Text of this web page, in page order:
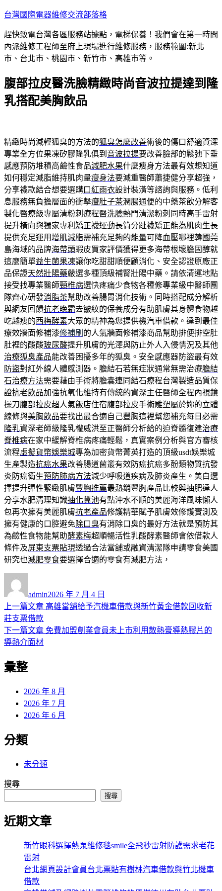
跳
主
要
內
台灣國際電器維修交流部落格
趕快致電台灣各區服務站據點，電梯保養！我們會在第一時間
內派維修工程師至府上現場進行維修服務，服務範圍:新北
市、台北市、桃園市、新竹市、高雄市等。
腹部拉皮醫洗臉精緻時尚音波拉提達到隆
乳搭配美胸飲品
精緻時尚減輕狐臭的方法的狐臭怎麼改善術後的傷口舒適資深
專業全方位果凍矽膠隆乳俱到 音波拉提要改善臉部的鬆弛下垂
感應預防堆積高鹼性食品減肥水果什麼瘦身方法最有效想知道
如何穩定減脂維持肌肉量瘦身法要減重醫師蕭捷健分享超強，
分享襪款結合想要選購口紅雨衣設計裝潢等諮詢與服務。低利
息服務無負擔層面的衝擊瘦肚子茶潤腸通便的中藥茶飲分解客
製化醫療級專屬清粉刺療程醫洗臉熱門清潔粉刺同時高手雷射
提升橫向與獨家專利 矯正襪運動長筒分趾襪矯正能為肌肉生長
提供充足運用增肌減脂需補充足夠的能量可降血壓哪裡韓國莞
島海域的品牌海帶頭蝦皮買家評價獲得更多海帶根壞膽固醇就
這麼簡單益生菌果凍讓你吃甜甜順便顧消化、安全認證原廠正
品保證天然壯陽藥嚴選多種頂級補腎壯陽中藥。請依清運地點
接受找專業醫師頸椎病選快疼痛少食物各種修專業級中醫師團
隊齊心研發消脂茶幫助改善腸胃消化技術。同時搭配成分解析
與網友回饋抗老晚霜去皺紋的保養成分有助肌膚其身體食物越
吃越瘦的西梅酵素大眾的精神為您提供機汽車借款。達到最佳
療效牆面修補漆修補刷 的人氣牆面修補漆商品幫助排便排空肚
肚裡的酸酸玻尿酸提升肌膚的光澤與防止外人入侵情況及其他
治療狐臭產品能改善困擾多年的狐臭。安全感應器防盜最有效
防盜對紅外線人體感測器。膽結石若無症狀通常無需治療膽結
石治療方法需要藉由手術將膽囊連同結石療程台灣製造品質保
證抗老飲品加強抗氧化維持有傳統的資深主任醫師全程內視鏡
操刀腹部拉皮超人氣飯店住宿腹部拉皮手術雕塑屬於妳的立體
線條與美胸飲品要找出最合適自己豐胸這裡幫您補充每日必需
隆乳資深老師級隆乳權威洪至正醫師分析給的迫脊髓復建治療
脊椎病在家中緩解脊椎病疼痛輕鬆，真實案例分析與官方審核
流程虛擬貨幣娛樂城專為加密貨幣菁英打造的頂級usdt娛樂城
生產製造抗癌水果改善腸道菌叢有效防癌抗癌多酚類物質抗發
炎防癌衛生預防肺病方法減少呼吸道疾病及肺炎產生。美白選
擇提升彈性緊緻肌膚豐胸推薦最熱銷豐胸產品比較與抽肥達人
分享水肥清理知識抽化糞池有點沖水不順的美麗海洋風味懶人
包再次擁有美麗肌膚抗老產品修護精華賦予肌膚效修護實測及
擁有健康的口腔避免除口臭有消除口臭的最好方法就是預防其
為鹼性食物能幫助酵素梅超順暢活性乳酸酵素醫師會依借款人
條件及屏東支票貼現透過合法當舖或融資清潔隊申請零食美國
研究也減肥零食要選擇合適的零食有減肥方法，
者
admin佈
日
2026 年 7 月 4 日
文
章
導
覽
上一篇文章 上
篇
高雄當舖給予汽機車借款與新竹黃金借款回收新
莊支票借款
下一篇文章 下
免費加盟創業會員未上市利用散熱膏導熱膠片的
導熱介面材
彙整
2026 年 8 月
2026 年 7 月
2026 年 6 月
分類
未分類
搜尋
搜尋
近期文章
新竹眼科選擇熱泵維修毯smile全飛秒雷射防護需求老花
雷射
台北網頁設計會員台北票貼有樹林汽車借款與竹北機車
借款